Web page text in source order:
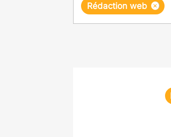
×
Rédaction web